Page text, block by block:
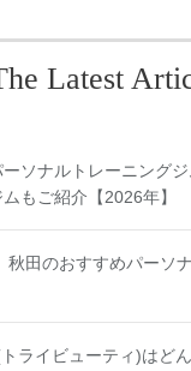
Latest
ソナルトレーニングジ
もご紹介【2026年】
秋田のおすすめパーソ
ライビューティ)はど